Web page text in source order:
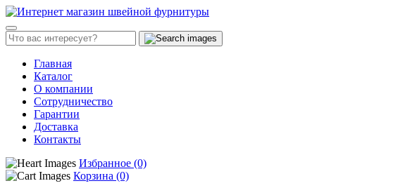
Главная
Каталог
О компании
Сотрудничество
Гарантии
Доставка
Контакты
Избранное (0)
Корзина (0)